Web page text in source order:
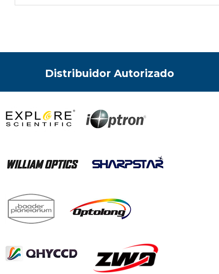
Distribuidor Autorizado